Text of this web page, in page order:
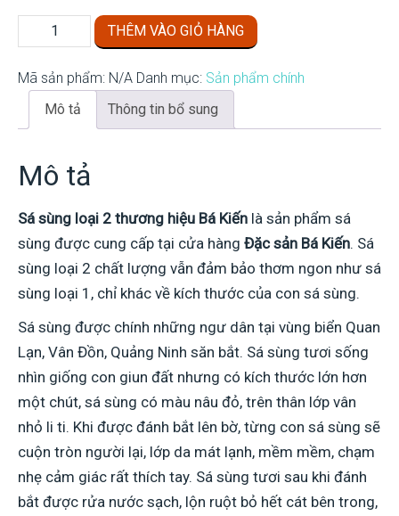
sùng
loại
THÊM VÀO GIỎ HÀNG
Mã sản phẩm: N/A Danh mục: Sản phẩm chính
Mô tả
Thông tin bổ sung
Mô tả
Sá sùng loại 2 thương hiệu Bá Kiến là sản phẩm sá
sùng được cung cấp tại cửa hàng Đặc sản Bá Kiến. Sá
sùng loại 2 chất lượng vẫn đảm bảo thơm ngon như sá
sùng loại 1, chỉ khác về kích thước của con sá sùng.
Sá sùng được chính những ngư dân tại vùng biển Quan
Lạn, Vân Đồn, Quảng Ninh săn bắt. Sá sùng tươi sống
nhìn giống con giun đất nhưng có kích thước lớn hơn
một chút, sá sùng có màu nâu đỏ, trên thân lớp vân
nhỏ li ti. Khi được đánh bắt lên bờ, từng con sá sùng sẽ
cuộn tròn người lại, lớp da mát lạnh, mềm mềm, chạm
nhẹ cảm giác rất thích tay. Sá sùng tươi sau khi đánh
bắt được rửa nước sạch, lộn ruột bỏ hết cát bên trong,